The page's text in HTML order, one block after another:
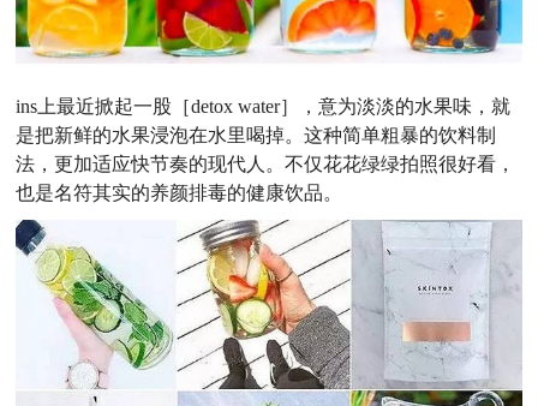
ins上最近掀起一股［detox water］，意为淡淡的水果味，就
是把新鲜的水果浸泡在水里喝掉。这种简单粗暴的饮料制
法，更加适应快节奏的现代人。不仅花花绿绿拍照很好看，
也是名符其实的养颜排毒的健康饮品。